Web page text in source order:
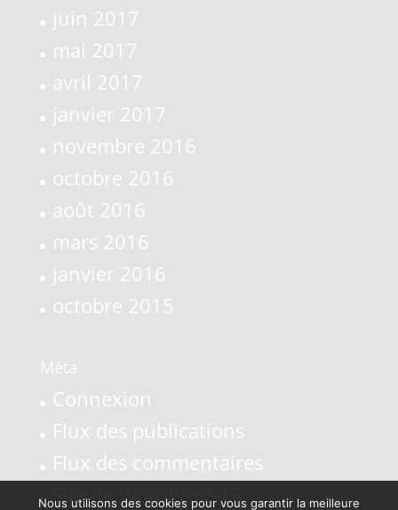
juin 2017
mai 2017
avril 2017
janvier 2017
novembre 2016
octobre 2016
août 2016
mars 2016
janvier 2016
octobre 2015
Méta
Connexion
Flux des publications
Flux des commentaires
Site de WordPress-FR
Nous utilisons des cookies pour vous garantir la meilleure